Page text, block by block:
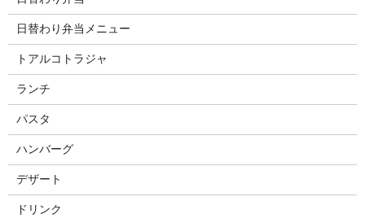
日替わり弁当メニュー
トアルコトラジャ
ランチ
パスタ
ハンバーグ
デザート
ドリンク